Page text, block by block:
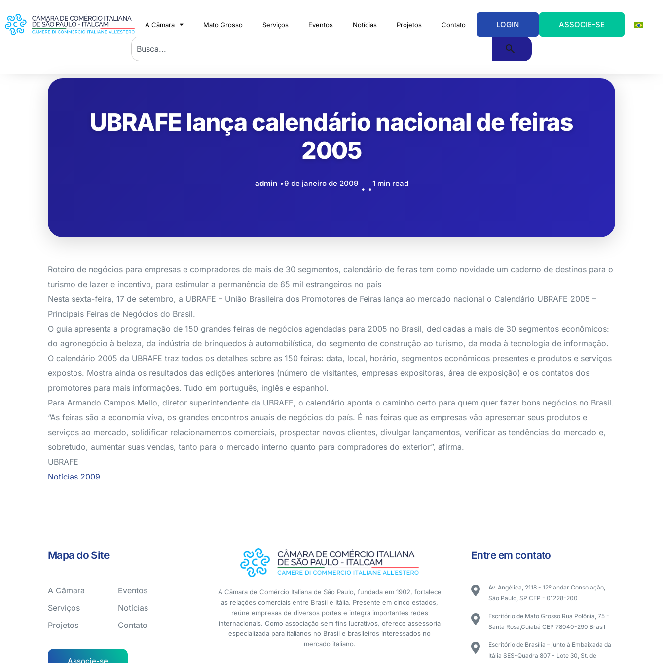
A Câmara Mato Grosso Serviços Eventos Notícias Projetos Contato LOGIN ASSOCIE-SE
UBRAFE lança calendário nacional de feiras
2005
admin 9 de janeiro de 2009 1 min read
Roteiro de negócios para empresas e compradores de mais de 30 segmentos, calendário de feiras tem como novidade um caderno de destinos para o
turismo de lazer e incentivo, para estimular a permanência de 65 mil estrangeiros no país
Nesta sexta-feira, 17 de setembro, a UBRAFE – União Brasileira dos Promotores de Feiras lança ao mercado nacional o Calendário UBRAFE 2005 –
Principais Feiras de Negócios do Brasil.
O guia apresenta a programação de 150 grandes feiras de negócios agendadas para 2005 no Brasil, dedicadas a mais de 30 segmentos econômicos:
do agronegócio à beleza, da indústria de brinquedos à automobilística, do segmento de construção ao turismo, da moda à tecnologia de informação.
O calendário 2005 da UBRAFE traz todos os detalhes sobre as 150 feiras: data, local, horário, segmentos econômicos presentes e produtos e serviços
expostos. Mostra ainda os resultados das edições anteriores (número de visitantes, empresas expositoras, área de exposição) e os contatos dos
promotores para mais informações. Tudo em português, inglês e espanhol.
Para Armando Campos Mello, diretor superintendente da UBRAFE, o calendário aponta o caminho certo para quem quer fazer bons negócios no Brasil.
“As feiras são a economia viva, os grandes encontros anuais de negócios do país. É nas feiras que as empresas vão apresentar seus produtos e
serviços ao mercado, solidificar relacionamentos comerciais, prospectar novos clientes, divulgar lançamentos, verificar as tendências do mercado e,
sobretudo, aumentar suas vendas, tanto para o mercado interno quanto para compradores do exterior”, afirma.
UBRAFE
Notícias 2009
Mapa do Site
A Câmara
Serviços
Projetos
Eventos
Notícias
Contato
Associe-se
A Câmara de Comércio Italiana de São Paulo, fundada em 1902, fortalece
as relações comerciais entre Brasil e Itália. Presente em cinco estados,
reúne empresas de diversos portes e integra importantes redes
internacionais. Como associação sem fins lucrativos, oferece assessoria
especializada para italianos no Brasil e brasileiros interessados no
mercado italiano.
Entre em contato
Av. Angélica, 2118 - 12º andar Consolação,
São Paulo, SP CEP - 01228-200
Escritório de Mato Grosso Rua Polônia, 75 -
Santa Rosa,Cuiabá CEP 78040-290 Brasil
Escritório de Brasília – junto à Embaixada da
Itália SES-Quadra 807 - Lote 30, St. de